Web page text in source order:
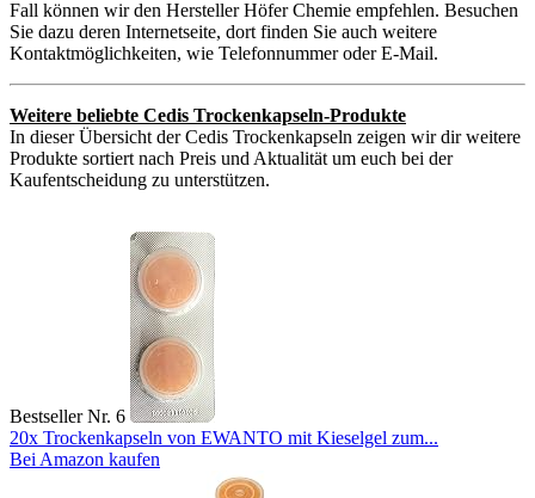
Fall können wir den Hersteller Höfer Chemie empfehlen. Besuchen
Sie dazu deren Internetseite, dort finden Sie auch weitere
Kontaktmöglichkeiten, wie Telefonnummer oder E-Mail.
Weitere beliebte Cedis Trockenkapseln-Produkte
In dieser Übersicht der Cedis Trockenkapseln zeigen wir dir weitere
Produkte sortiert nach Preis und Aktualität um euch bei der
Kaufentscheidung zu unterstützen.
Bestseller Nr. 6
20x Trockenkapseln von EWANTO mit Kieselgel zum...
Bei Amazon kaufen